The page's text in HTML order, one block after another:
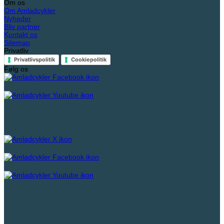
Om os
Om Amladcykler
Nyheder
Bliv partner
Kontakt os
Sitemap
Privatliv
Privatlivspolitik Cookiepolitik
Følg os